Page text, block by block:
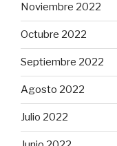
Noviembre 2022
Octubre 2022
Septiembre 2022
Agosto 2022
Julio 2022